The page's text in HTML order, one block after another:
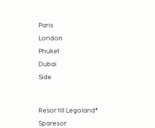
Paris
London
Phuket
Dubai
Side
Resor till Legoland®
Sparesor